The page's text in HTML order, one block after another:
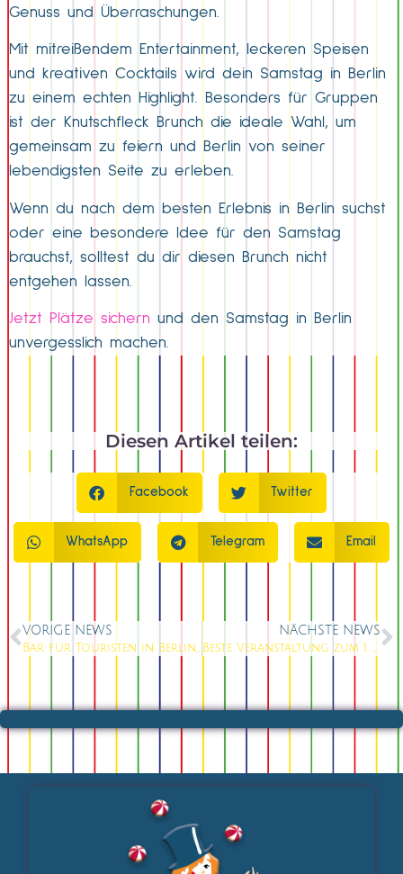
Genuss und Überraschungen.
Mit mitreißendem Entertainment, leckeren Speisen
und kreativen Cocktails wird dein Samstag in Berlin
zu einem echten Highlight. Besonders für Gruppen
ist der Knutschfleck Brunch die ideale Wahl, um
gemeinsam zu feiern und Berlin von seiner
lebendigsten Seite zu erleben.
Wenn du nach dem besten Erlebnis in Berlin suchst
oder eine besondere Idee für den Samstag
brauchst, solltest du dir diesen Brunch nicht
entgehen lassen.
Jetzt Plätze sichern und den Samstag in Berlin
unvergesslich machen.
Diesen Artikel teilen:
Facebook Twitter
WhatsApp Telegram Email
VORIGE NEWS NÄCHSTE NEWS